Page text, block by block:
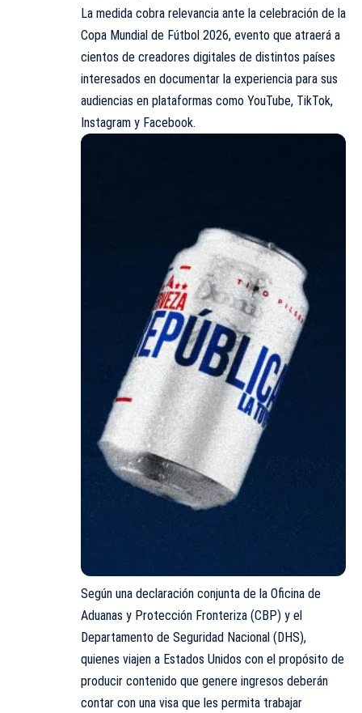
La medida cobra relevancia ante la celebración de la
Copa Mundial de Fútbol 2026, evento que atraerá a
cientos de creadores digitales de distintos países
interesados en documentar la experiencia para sus
audiencias en plataformas como YouTube, TikTok,
Instagram y Facebook.
Según una declaración conjunta de la Oficina de
Aduanas y Protección Fronteriza (CBP) y el
Departamento de Seguridad Nacional (DHS),
quienes viajen a Estados Unidos con el propósito de
producir contenido que genere ingresos deberán
contar con una visa que les permita trabajar